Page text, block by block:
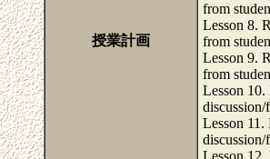
授業計画
from
Lesson 8.
from
Lesson 9.
from
Lesson 10.
discussion/
Lesson 11.
discussion/
Lesson 12.